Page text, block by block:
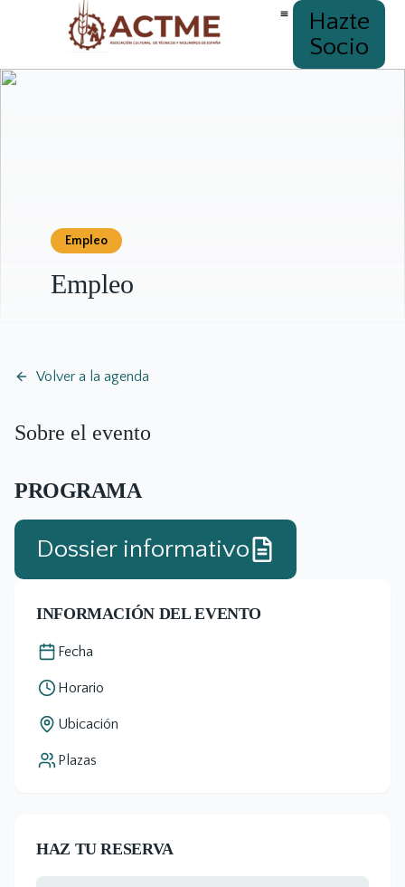
Hazte
Socio
Empleo
Empleo
Volver a la agenda
Sobre el evento
PROGRAMA
Dossier informativo
INFORMACIÓN DEL EVENTO
Fecha
Horario
Ubicación
Plazas
HAZ TU RESERVA